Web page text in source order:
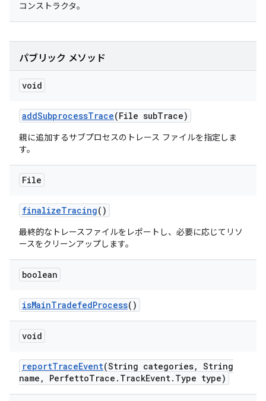
コンストラクタ。
パブリック メソッド
void
addSubprocessTrace(File subTrace)
親に追加するサブプロセスのトレース ファイルを指定しま
す。
File
finalizeTracing()
最終的なトレースファイルをレポートし、必要に応じてリソ
ースをクリーンアップします。
boolean
isMainTradefedProcess()
void
reportTraceEvent(String categories, String
name , PerfettoTrace . TrackEvent. Type type)